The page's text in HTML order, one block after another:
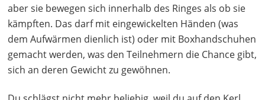
aber sie bewegen sich innerhalb des Ringes als ob sie
kämpften. Das darf mit eingewickelten Händen (was
dem Aufwärmen dienlich ist) oder mit Boxhandschuhen
gemacht werden, was den Teilnehmern die Chance gibt,
sich an deren Gewicht zu gewöhnen.